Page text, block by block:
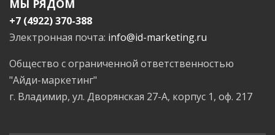
МЫ РЯДОМ
+7 (4922) 370-388
Электронная почта: info@id-marketing.ru
Общество с ограниченной ответственностью
"Айди-маркетинг"
г. Владимир, ул. Дворянская 27-А, корпус 1, оф. 217